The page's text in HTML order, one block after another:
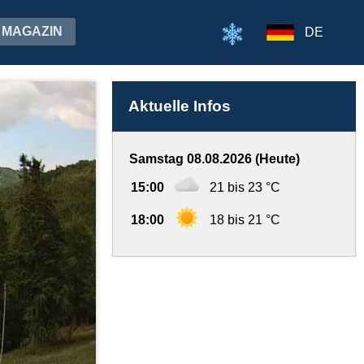
MAGAZIN DE
Aktuelle Infos
Samstag 08.08.2026 (Heute)
15:00 21 bis 23 °C
18:00 18 bis 21 °C